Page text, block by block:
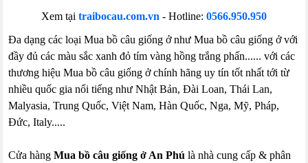
Xem tại traibocau.com.vn - Hotline: 0566.950.950
Đa dạng các loại Mua bồ câu giống ở như Mua bồ câu giống ở với
đầy đủ các màu sắc xanh đỏ tím vàng hồng trắng phấn...... với các
thương hiệu Mua bồ câu giống ở chính hãng uy tín tốt nhất tới từ
nhiều quốc gia nổi tiếng như Nhật Bản, Đài Loan, Thái Lan,
Malyasia, Trung Quốc, Việt Nam, Hàn Quốc, Nga, Mỹ, Pháp,
Đức, Italy.....
Cửa hàngMua bồ câu giống ở An Phú là nhà cung cấp & phân